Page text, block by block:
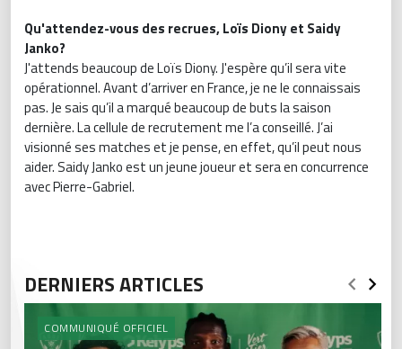
Qu'attendez-vous des recrues, Loïs Diony et Saidy
Janko?
J'attends beaucoup de Loïs Diony. J'espère qu’il sera vite
opérationnel. Avant d’arriver en France, je ne le connaissais
pas. Je sais qu’il a marqué beaucoup de buts la saison
dernière. La cellule de recrutement me l’a conseillé. J’ai
visionné ses matches et je pense, en effet, qu’il peut nous
aider. Saidy Janko est un jeune joueur et sera en concurrence
avec Pierre-Gabriel.
DERNIERS ARTICLES
COMMUNIQUÉ OFFICIEL